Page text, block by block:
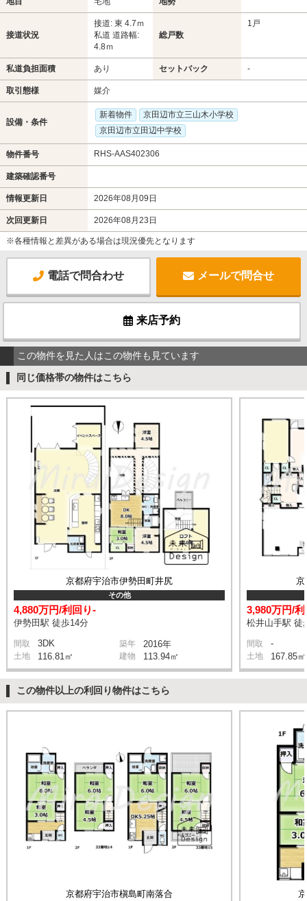
接道状況
接道: 東 4.7ｍ
私道 道路幅:
4.8ｍ
総戸数
1戸
私道負担面積 あり セットバック -
取引態様 媒介
設備・条件
新着物件
京田辺市立三山木小学校
京田辺市立田辺中学校
物件番号 RHS-AAS402306
建築確認番号
情報更新日 2026年08月09日
次回更新日 2026年08月23日
※各種情報と差異がある場合は現況優先となります
電話で問合わせ メールで問合せ
来店予約
この物件を見た人はこの物件も見ています
同じ価格帯の物件はこちら
京都府宇治市伊勢田町井尻
その他
4,880万円/利回り-
伊勢田駅 徒歩14分
間取 3DK 築年 2016年
土地 116.81㎡ 建物 113.94㎡
京
3,980万円/
松井山手駅 徒
間取 -
土地 167.85㎡
この物件以上の利回り物件はこちら
京都府宇治市槇島町南落合